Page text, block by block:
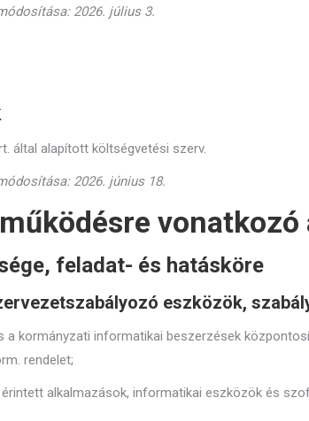
2026. július 3.
által alapított költségvetési szerv.
2026. június 18.
vonatkozó
feladat- és hatásköre
eszközök,
a kormányzati informatikai beszerzések
rendelet;
alkalmazások, informatikai eszközök és